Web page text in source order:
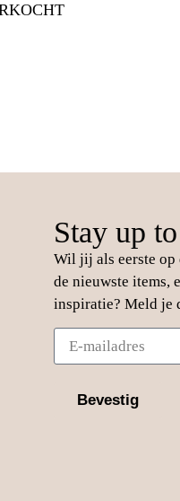
Stay up
Wil jij als eerste op
de nieuwste items,
inspiratie? Meld je
Bevestig